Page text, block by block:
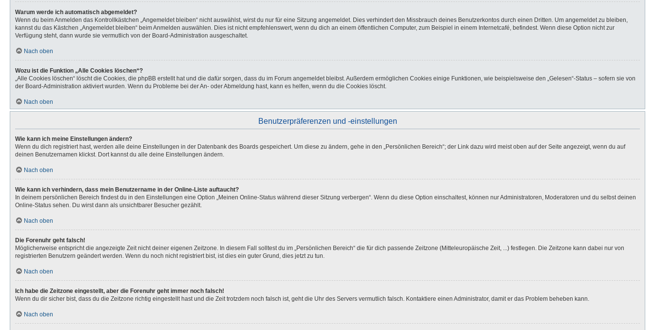
Warum werde ich automatisch abgemeldet?
Wenn du beim Anmelden das Kontrollkästchen „Angemeldet bleiben“ nicht auswählst, wirst du nur für eine Sitzung angemeldet. Dies verhindert den Missbrauch deines Benutzerkontos durch einen Dritten. Um angemeldet zu bleiben,
kannst du das Kästchen „Angemeldet bleiben“ beim Anmelden auswählen. Dies ist nicht empfehlenswert, wenn du dich an einem öffentlichen Computer, zum Beispiel in einem Internetcafé, befindest. Wenn diese Option nicht zur
Verfügung steht, dann wurde sie vermutlich von der Board-Administration ausgeschaltet.
Nach oben
Wozu ist die Funktion „Alle Cookies löschen“?
„Alle Cookies löschen“ löscht die Cookies, die phpBB erstellt hat und die dafür sorgen, dass du im Forum angemeldet bleibst. Außerdem ermöglichen Cookies einige Funktionen, wie beispielsweise den „Gelesen“-Status – sofern sie von
der Board-Administration aktiviert wurden. Wenn du Probleme bei der An- oder Abmeldung hast, kann es helfen, wenn du die Cookies löscht.
Nach oben
Benutzerpräferenzen und -einstellungen
Wie kann ich meine Einstellungen ändern?
Wenn du dich registriert hast, werden alle deine Einstellungen in der Datenbank des Boards gespeichert. Um diese zu ändern, gehe in den „Persönlichen Bereich“; der Link dazu wird meist oben auf der Seite angezeigt, wenn du auf
deinen Benutzernamen klickst. Dort kannst du alle deine Einstellungen ändern.
Nach oben
Wie kann ich verhindern, dass mein Benutzername in der Online-Liste auftaucht?
In deinem persönlichen Bereich findest du in den Einstellungen eine Option „Meinen Online-Status während dieser Sitzung verbergen“. Wenn du diese Option einschaltest, können nur Administratoren, Moderatoren und du selbst deinen
Online-Status sehen. Du wirst dann als unsichtbarer Besucher gezählt.
Nach oben
Die Forenuhr geht falsch!
Möglicherweise entspricht die angezeigte Zeit nicht deiner eigenen Zeitzone. In diesem Fall solltest du im „Persönlichen Bereich“ die für dich passende Zeitzone (Mitteleuropäische Zeit, ...) festlegen. Die Zeitzone kann dabei nur von
registrierten Benutzern geändert werden. Wenn du noch nicht registriert bist, ist dies ein guter Grund, dies jetzt zu tun.
Nach oben
Ich habe die Zeitzone eingestellt, aber die Forenuhr geht immer noch falsch!
Wenn du dir sicher bist, dass du die Zeitzone richtig eingestellt hast und die Zeit trotzdem noch falsch ist, geht die Uhr des Servers vermutlich falsch. Kontaktiere einen Administrator, damit er das Problem beheben kann.
Nach oben